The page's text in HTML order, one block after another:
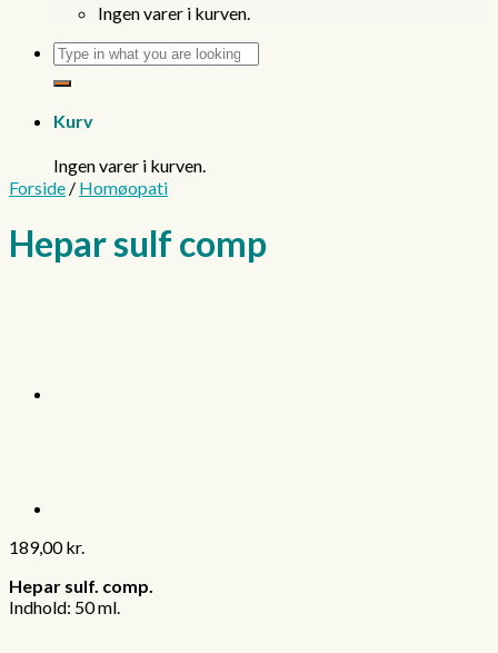
Ingen varer i kurven.
Søg
efter:
Kurv
Ingen varer i kurven.
Forside / Homøopati
Hepar sulf comp
189,00kr.
Hepar sulf. comp.
Indhold: 50 ml.